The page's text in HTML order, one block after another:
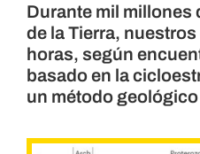
Durante mil millones
de la Tierra,
horas, según
basado en la
un método